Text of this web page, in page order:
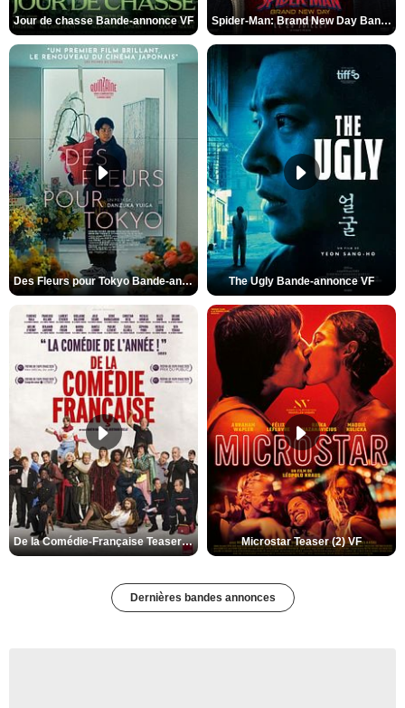
Jour de chasse Bande-annonce VF Spider-Man: Brand New Day Bande-annonce (3) VO STFR
Des Fleurs pour Tokyo Bande-annonce VO STFR The Ugly Bande-annonce VF
De la Comédie-Française Teaser (3) VF Microstar Teaser (2) VF
Dernières bandes annonces